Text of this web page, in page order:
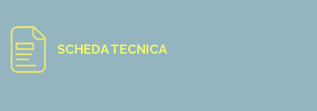
SCHEDA TECNICA